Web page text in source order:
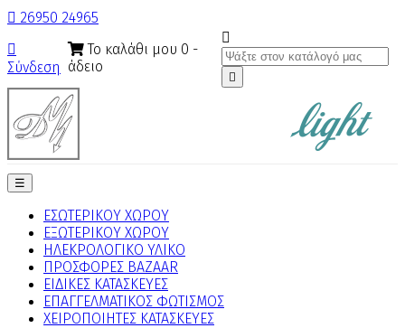
 26950 24965

Σύνδεση
Το καλάθι μου 0 -
άδειο


Toggle
navigation
☰
ΕΣΩΤΕΡΙΚΟΥ ΧΩΡΟΥ
ΕΞΩΤΕΡΙΚΟΥ ΧΩΡΟΥ
ΗΛΕΚΡΟΛΟΓΙΚΟ ΥΛΙΚΟ
ΠΡΟΣΦΟΡΕΣ BAZAAR
ΕΙΔΙΚΕΣ ΚΑΤΑΣΚΕΥΕΣ
ΕΠΑΓΓΕΛΜΑΤΙΚΟΣ ΦΩΤΙΣΜΟΣ
ΧΕΙΡΟΠΟΙΗΤΕΣ ΚΑΤΑΣΚΕΥΕΣ